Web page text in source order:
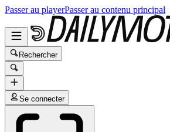
Passer au playerPasser au contenu principal
Rechercher
Se connecter